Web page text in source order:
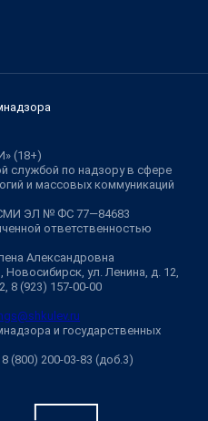
(18+)
службой по надзору в сфере
и массовых коммуникаций
СМИ ЭЛ № ФС 77—84683
ответственностью
Александровна
ул. Ленина, д. 12,
8 (923) 157-00-00
и государственных
, 8 (800) 200-03-83 (доб.3)